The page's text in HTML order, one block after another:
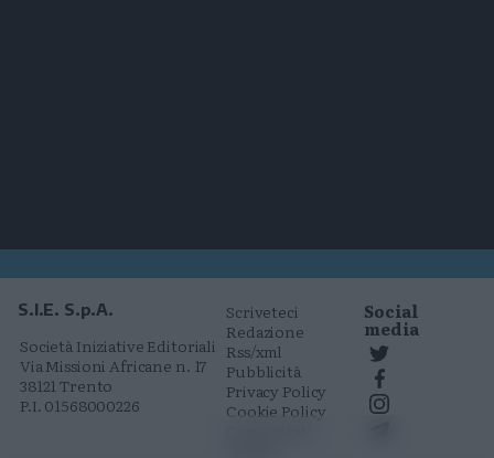
S.I.E. S.p.A.
Società Iniziative Editoriali
Via Missioni Africane n. 17
38121 Trento
P.I. 01568000226
Scriveteci
Redazione
Rss/xml
Pubblicità
Privacy Policy
Cookie Policy
Social
media